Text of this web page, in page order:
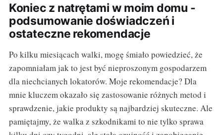
Koniec z natrętami w moim domu -
podsumowanie doświadczeń i
ostateczne rekomendacje
Po kilku miesiącach walki, mogę śmiało powiedzieć, że
zapomniałam jak to jest być nieproszonym gospodarzem
dla niechcianych lokatorów. Moje rekomendacje? Dla
mnie kluczem okazało się zastosowanie różnych metod i
sprawdzenie, jakie produkty są najbardziej skuteczne. Ale
pamiętajmy, że walka z szkodnikami to nie tylko sprawa